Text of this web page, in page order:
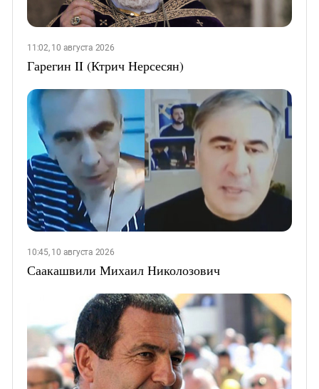
11:02, 10 августа 2026
Гарегин II (Ктрич Нерсесян)
10:45, 10 августа 2026
Саакашвили Михаил Николозович